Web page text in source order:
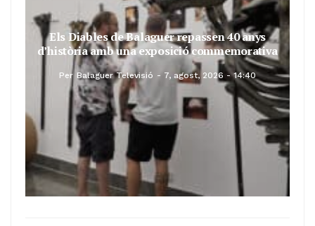
Els Diables de Balaguer repassen 40 anys
d’història amb una exposició commemorativa
Per Balaguer Televisió 7, agost, 2026 - 14:40